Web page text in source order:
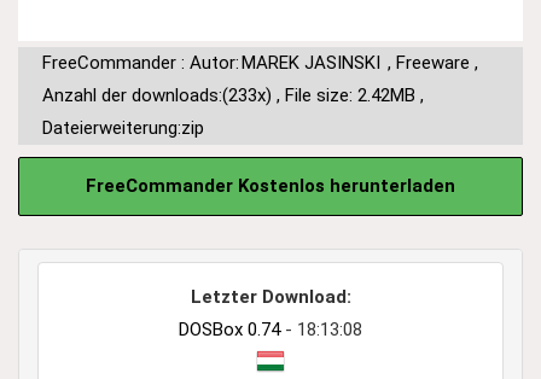
FreeCommander : Autor:MAREK JASINSKI , Freeware ,
Anzahl der downloads:(233x) , File size: 2.42MB ,
Dateierweiterung:zip
FreeCommander Kostenlos herunterladen
Letzter Download:
DOSBox 0.74- 18:13:08